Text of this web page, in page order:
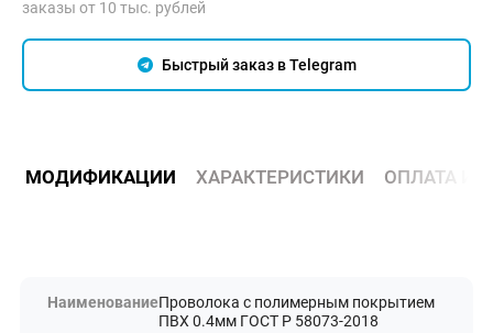
заказы от 10 тыс. рублей
Быстрый заказ в Telegram
МОДИФИКАЦИИ ХАРАКТЕРИСТИКИ ОПЛАТА И
Проволока с полимерным покрытием
ПВХ 0.4мм ГОСТ Р 58073-2018